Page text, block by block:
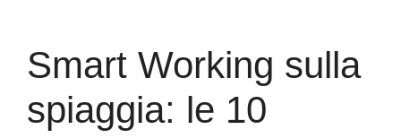
Smart Working sulla
spiaggia: le 10